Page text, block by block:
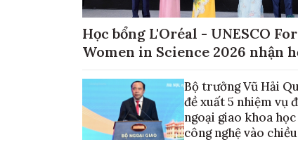
Học bổng L'Oréal - UNESCO For
Women in Science 2026 nhận
Bộ trưởng Vũ Hải
đề xuất 5 nhiệm vụ
ngoại giao khoa học
công nghệ vào